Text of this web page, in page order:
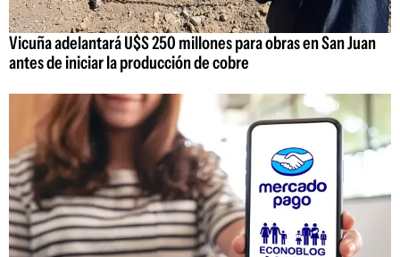
Vicuña adelantará U$S 250 millones para obras en San Juan
antes de iniciar la producción de cobre